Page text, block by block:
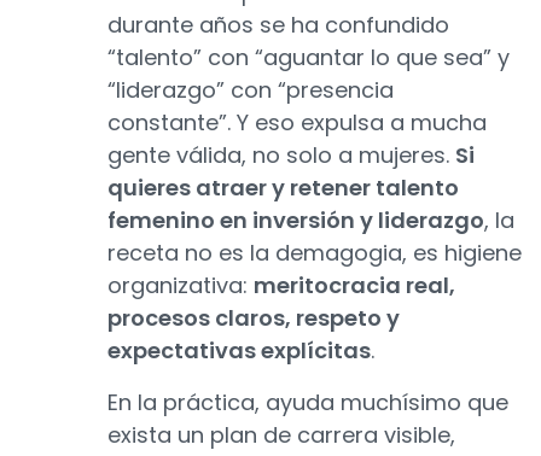
durante años se ha confundido
“talento” con “aguantar lo que sea” y
“liderazgo” con “presencia
constante”. Y eso expulsa a mucha
gente válida, no solo a mujeres. Si
quieres atraer y retener talento
femenino en inversión y liderazgo, la
receta no es la demagogia, es higiene
organizativa: meritocracia real,
procesos claros, respeto y
expectativas explícitas.
En la práctica, ayuda muchísimo que
exista un plan de carrera visible,